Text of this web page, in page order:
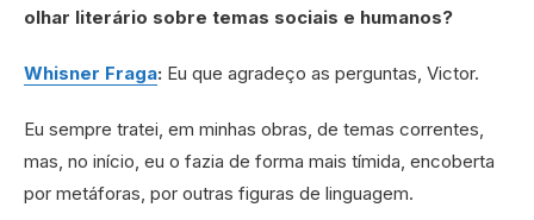
olhar literário sobre temas sociais e humanos?
Whisner Fraga: Eu que agradeço as perguntas, Victor.
Eu sempre tratei, em minhas obras, de temas correntes,
mas, no início, eu o fazia de forma mais tímida, encoberta
por metáforas, por outras figuras de linguagem.